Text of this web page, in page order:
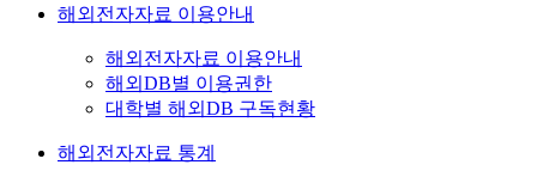
해외전자자료 이용안내
해외전자자료 이용안내
해외DB별 이용권한
대학별 해외DB 구독현황
해외전자자료 통계